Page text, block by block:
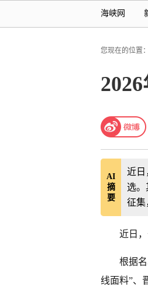
海峡网
您现在的位置：
AI
摘
要
近日
选。
征集
近日
根据
线面料”、